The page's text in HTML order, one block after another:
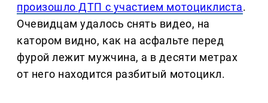
произошло ДТП с участием мотоциклиста.
Очевидцам удалось снять видео, на
катором видно, как на асфальте перед
фурой лежит мужчина, а в десяти метрах
от него находится разбитый мотоцикл.